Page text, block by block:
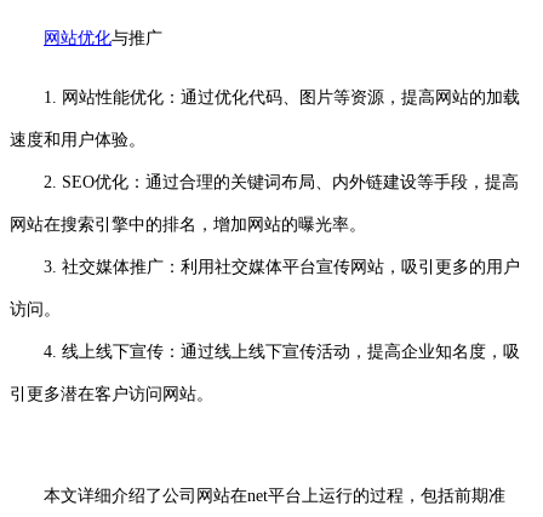
网站优化与推广
1. 网站性能优化：通过优化代码、图片等资源，提高网站的加载
速度和用户体验。
2. SEO优化：通过合理的关键词布局、内外链建设等手段，提高
网站在搜索引擎中的排名，增加网站的曝光率。
3. 社交媒体推广：利用社交媒体平台宣传网站，吸引更多的用户
访问。
4. 线上线下宣传：通过线上线下宣传活动，提高企业知名度，吸
引更多潜在客户访问网站。
本文详细介绍了公司网站在net平台上运行的过程，包括前期准